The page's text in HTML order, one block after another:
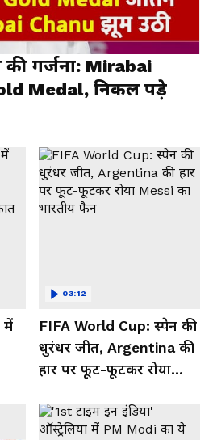
गर्जना: Mirabai
Medal, निकल पड़े
में
FIFA World Cup: स्पेन की
धुरंधर जीत, Argentina की
हार पर फूट-फूटकर रोया
03:12